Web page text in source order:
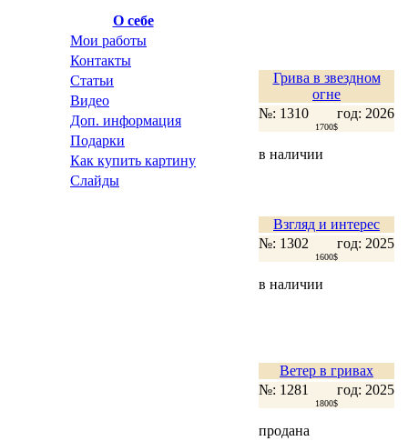
О себе
Мои работы
Контакты
Статьи
Видео
Доп. информация
Подарки
Как купить картину
Слайды
Грива в звездном
огне
№: 1310
год: 2026
1700$
в наличии
Взгляд и интерес
№: 1302
год: 2025
1600$
в наличии
Ветер в гривах
№: 1281
год: 2025
1800$
продана